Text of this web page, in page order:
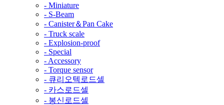
- Miniature
- S-Beam
- Canister＆Pan Cake
- Truck scale
- Explosion-proof
- Special
- Accessory
- Torque sensor
- 큐리오텍로드셀
- 카스로드셀
- 봉신로드셀